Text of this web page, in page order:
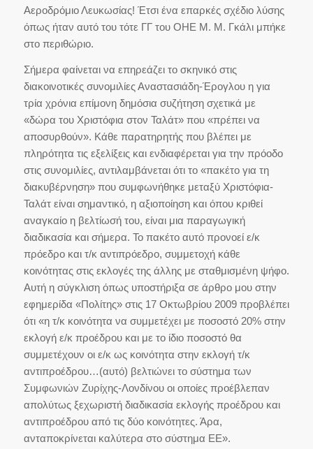
Αεροδρόμιο Λευκωσίας! Έτσι ένα επαρκές σχέδιο λύσης
όπως ήταν αυτό του τότε ΓΓ του ΟΗΕ Μ. Μ. Γκάλι μπήκε
στο περιθώριο.
Σήμερα φαίνεται να επηρεάζει το σκηνικό στις
διακοινοτικές συνομιλίες Αναστασιάδη-Έρογλου η για
τρία χρόνια επίμονη δημόσια συζήτηση σχετικά με
«δώρα του Χριστόφια στον Ταλάτ» που «πρέπει να
αποσυρθούν». Κάθε παρατηρητής που βλέπει με
πληρότητα τις εξελίξεις και ενδιαφέρεται για την πρόοδο
στις συνομιλίες, αντιλαμβάνεται ότι το «πακέτο για τη
διακυβέρνηση» που συμφωνήθηκε μεταξύ Χριστόφια-
Ταλάτ είναι σημαντικό, η αξιοποίηση και όπου κριθεί
αναγκαίο η βελτίωσή του, είναι μια παραγωγική
διαδικασία και σήμερα. Το πακέτο αυτό προνοεί ε/κ
πρόεδρο και τ/κ αντιπρόεδρο, συμμετοχή κάθε
κοινότητας στις εκλογές της άλλης με σταθμισμένη ψήφο.
Αυτή η σύγκλιση όπως υποστήριξα σε άρθρο μου στην
εφημερίδα «Πολίτης» στις 17 Οκτωβρίου 2009 προβλέπει
ότι «η τ/κ κοινότητα να συμμετέχει με ποσοστό 20% στην
εκλογή ε/κ προέδρου και με το ίδιο ποσοστό θα
συμμετέχουν οι ε/κ ως κοινότητα στην εκλογή τ/κ
αντιπροέδρου…(αυτό) βελτιώνει το σύστημα των
Συμφωνιών Ζυρίχης-Λονδίνου οι οποίες προέβλεπαν
απολύτως ξεχωριστή διαδικασία εκλογής προέδρου και
αντιπροέδρου από τις δύο κοινότητες. Άρα,
ανταποκρίνεται καλύτερα στο σύστημα ΕΕ».